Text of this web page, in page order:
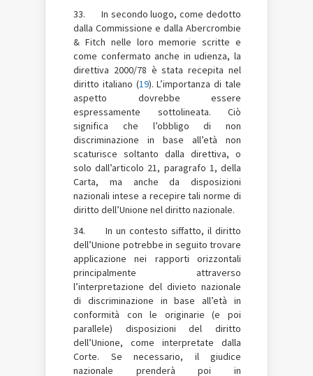
33. In secondo luogo, come dedotto
dalla Commissione e dalla Abercrombie
& Fitch nelle loro memorie scritte e
come confermato anche in udienza, la
direttiva 2000/78 è stata recepita nel
diritto italiano (19). L’importanza di tale
aspetto dovrebbe essere
espressamente sottolineata. Ciò
significa che l’obbligo di non
discriminazione in base all’età non
scaturisce soltanto dalla direttiva, o
solo dall’articolo 21, paragrafo 1, della
Carta, ma anche da disposizioni
nazionali intese a recepire tali norme di
diritto dell’Unione nel diritto nazionale.
34. In un contesto siffatto, il diritto
dell’Unione potrebbe in seguito trovare
applicazione nei rapporti orizzontali
principalmente attraverso
l’interpretazione del divieto nazionale
di discriminazione in base all’età in
conformità con le originarie (e poi
parallele) disposizioni del diritto
dell’Unione, come interpretate dalla
Corte. Se necessario, il giudice
nazionale prenderà poi in